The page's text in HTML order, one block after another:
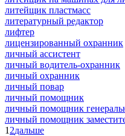
литейщик пластмасс
литературный редактор
лифтер
лицензированный охранник
личный ассистент
личный водитель-охранник
личный охранник
личный повар
личный помощник
личный помощник
личный помощник
1 2дальше